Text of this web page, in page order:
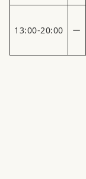
13:00-20:00 ー